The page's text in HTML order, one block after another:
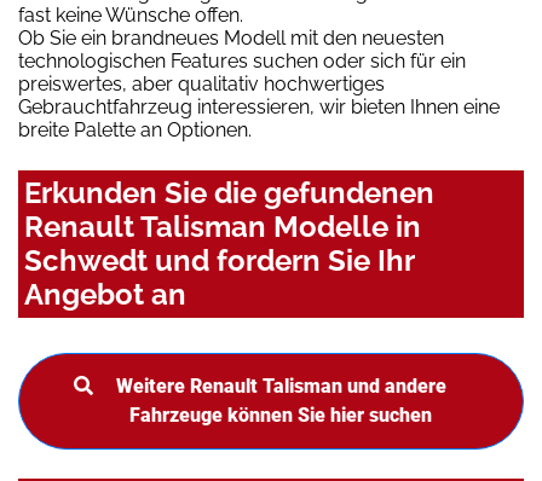
fast keine Wünsche offen.
Ob Sie ein brandneues Modell mit den neuesten
technologischen Features suchen oder sich für ein
preiswertes, aber qualitativ hochwertiges
Gebrauchtfahrzeug interessieren, wir bieten Ihnen eine
breite Palette an Optionen.
Erkunden Sie die gefundenen
Renault Talisman Modelle in
Schwedt und fordern Sie Ihr
Angebot an
Weitere Renault Talisman und andere
Fahrzeuge können Sie hier suchen